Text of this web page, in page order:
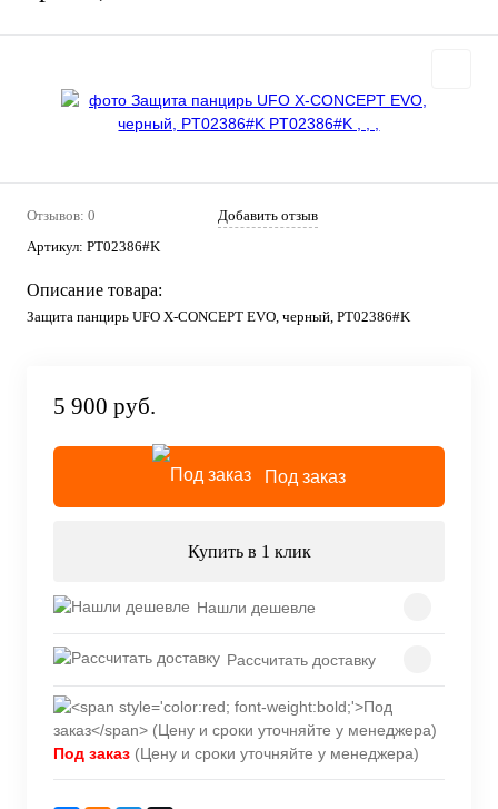
Отзывов: 0
Добавить отзыв
Артикул: PT02386#K
Описание товара:
Защита панцирь UFO X-CONCEPT EVO, черный, PT02386#K
5 900 руб.
Под заказ
Купить в 1 клик
Нашли дешевле
Рассчитать доставку
Под заказ (Цену и сроки уточняйте у менеджера)